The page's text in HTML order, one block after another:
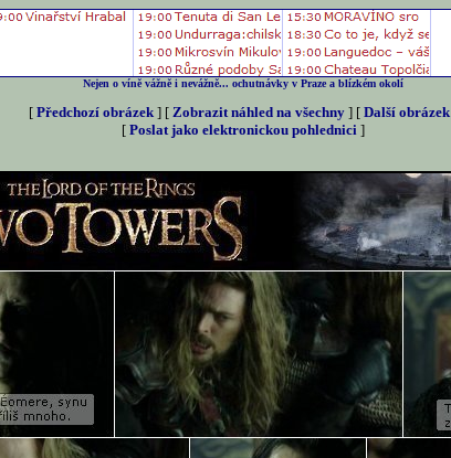
Nejen o víně vážně i nevážně... ochutnávky v Praze a blízkém okolí
[ Předchozí obrázek ] [ Zobrazit náhled na všechny ] [ Další obrázek
[ Poslat jako elektronickou pohlednici ]